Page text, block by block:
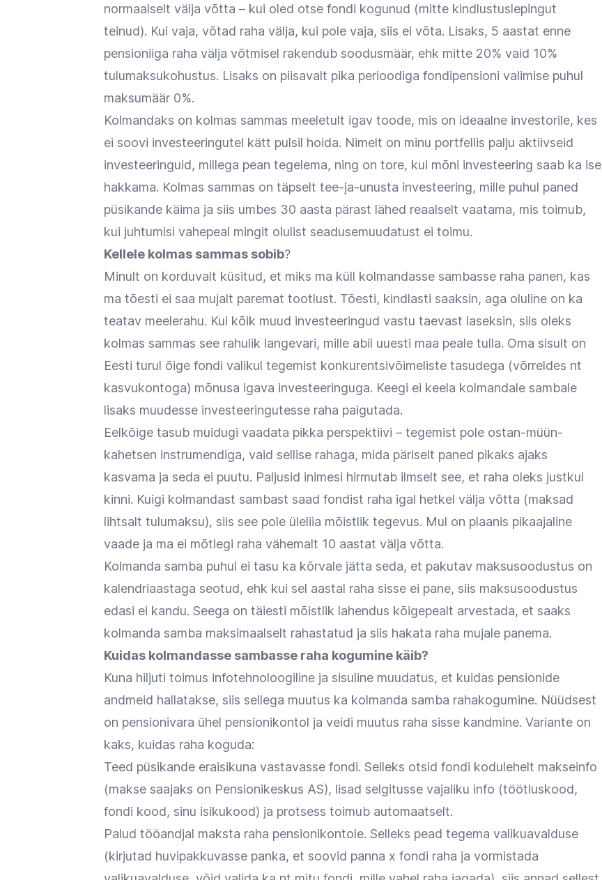
normaalselt välja võtta – kui oled otse fondi kogunud (mitte kindlustuslepingut
teinud). Kui vaja, võtad raha välja, kui pole vaja, siis ei võta. Lisaks, 5 aastat enne
pensioniiga raha välja võtmisel rakendub soodusmäär, ehk mitte 20% vaid 10%
tulumaksukohustus. Lisaks on piisavalt pika perioodiga fondipensioni valimise puhul
maksumäär 0%.
Kolmandaks on kolmas sammas meeletult igav toode, mis on ideaalne investorile, kes
ei soovi investeeringutel kätt pulsil hoida. Nimelt on minu portfellis palju aktiivseid
investeeringuid, millega pean tegelema, ning on tore, kui mõni investeering saab ka ise
hakkama. Kolmas sammas on täpselt tee-ja-unusta investeering, mille puhul paned
püsikande käima ja siis umbes 30 aasta pärast lähed reaalselt vaatama, mis toimub,
kui juhtumisi vahepeal mingit olulist seadusemuudatust ei toimu.
Kellele kolmas sammas sobib?
Minult on korduvalt küsitud, et miks ma küll kolmandasse sambasse raha panen, kas
ma tõesti ei saa mujalt paremat tootlust. Tõesti, kindlasti saaksin, aga oluline on ka
teatav meelerahu. Kui kõik muud investeeringud vastu taevast laseksin, siis oleks
kolmas sammas see rahulik langevari, mille abil uuesti maa peale tulla. Oma sisult on
Eesti turul õige fondi valikul tegemist konkurentsivõimeliste tasudega (võrreldes nt
kasvukontoga) mõnusa igava investeeringuga. Keegi ei keela kolmandale sambale
lisaks muudesse investeeringutesse raha paigutada.
Eelkõige tasub muidugi vaadata pikka perspektiivi – tegemist pole ostan-müün-
kahetsen instrumendiga, vaid sellise rahaga, mida päriselt paned pikaks ajaks
kasvama ja seda ei puutu. Paljusid inimesi hirmutab ilmselt see, et raha oleks justkui
kinni. Kuigi kolmandast sambast saad fondist raha igal hetkel välja võtta (maksad
lihtsalt tulumaksu), siis see pole üleliia mõistlik tegevus. Mul on plaanis pikaajaline
vaade ja ma ei mõtlegi raha vähemalt 10 aastat välja võtta.
Kolmanda samba puhul ei tasu ka kõrvale jätta seda, et pakutav maksusoodustus on
kalendriaastaga seotud, ehk kui sel aastal raha sisse ei pane, siis maksusoodustus
edasi ei kandu. Seega on täiesti mõistlik lahendus kõigepealt arvestada, et saaks
kolmanda samba maksimaalselt rahastatud ja siis hakata raha mujale panema.
Kuidas kolmandasse sambasse raha kogumine käib?
Kuna hiljuti toimus infotehnoloogiline ja sisuline muudatus, et kuidas pensionide
andmeid hallatakse, siis sellega muutus ka kolmanda samba rahakogumine. Nüüdsest
on pensionivara ühel pensionikontol ja veidi muutus raha sisse kandmine. Variante on
kaks, kuidas raha koguda:
Teed püsikande eraisikuna vastavasse fondi. Selleks otsid fondi kodulehelt makseinfo
(makse saajaks on Pensionikeskus AS), lisad selgitusse vajaliku info (töötluskood,
fondi kood, sinu isikukood) ja protsess toimub automaatselt.
Palud tööandjal maksta raha pensionikontole. Selleks pead tegema valikuavalduse
(kirjutad huvipakkuvasse panka, et soovid panna x fondi raha ja vormistada